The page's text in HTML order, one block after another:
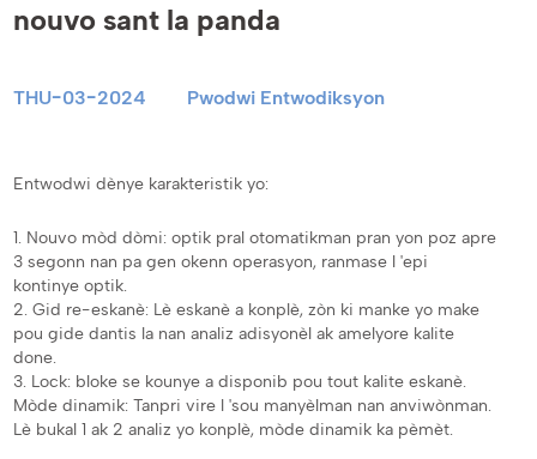
nouvo sant la panda
THU-03-2024 Pwodwi Entwodiksyon
Entwodwi dènye karakteristik yo:
1. Nouvo mòd dòmi: optik pral otomatikman pran yon poz apre
3 segonn nan pa gen okenn operasyon, ranmase l 'epi
kontinye optik.
2. Gid re-eskanè: Lè eskanè a konplè, zòn ki manke yo make
pou gide dantis la nan analiz adisyonèl ak amelyore kalite
done.
3. Lock: bloke se kounye a disponib pou tout kalite eskanè.
Mòde dinamik: Tanpri vire l 'sou manyèlman nan anviwònman.
Lè bukal 1 ak 2 analiz yo konplè, mòde dinamik ka pèmèt.